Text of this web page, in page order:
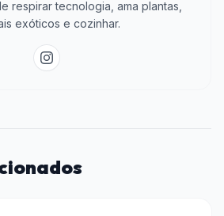
respirar tecnologia, ama plantas,
exóticos e cozinhar.